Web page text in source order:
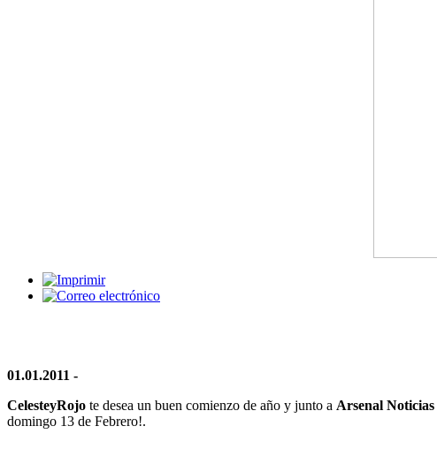
01.01.2011 -
CelesteyRojo te desea un buen comienzo de año y junto a Arsenal Noticias
domingo 13 de Febrero!.